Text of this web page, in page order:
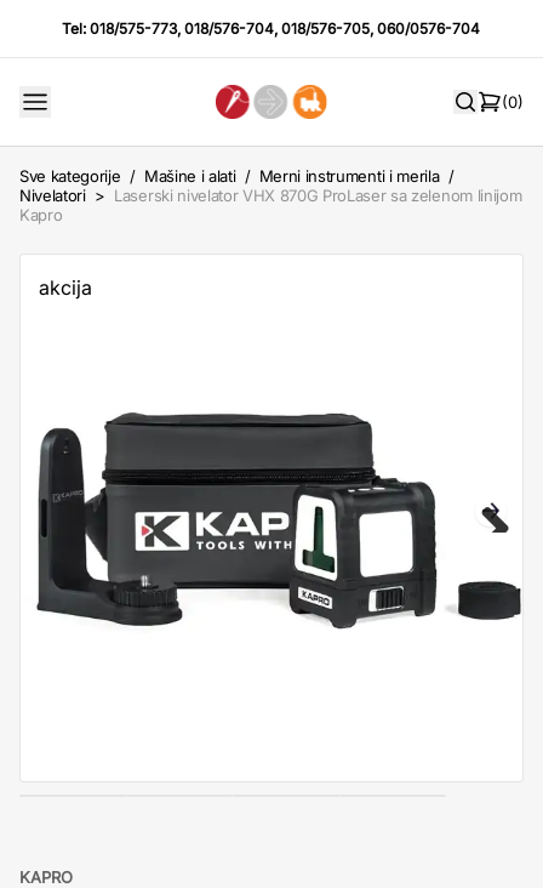
Tel:018/575-773,018/576-704,018/576-705,060/0576-704
(0)
Sve kategorije / Mašine i alati / Merni instrumenti i merila /
Nivelatori > Laserski nivelator VHX 870G ProLaser sa zelenom linijom
Kapro
akcija
KAPRO